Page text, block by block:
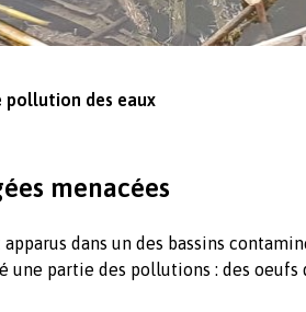
pollution des eaux
menacées
dans un des bassins
une partie des pollutions : des oeufs